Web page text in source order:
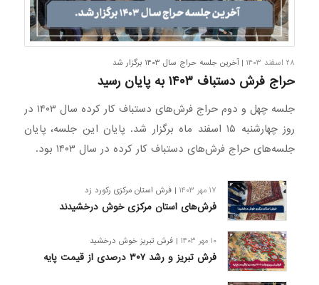
۲۸ اسفند ۱۴۰۳ | آخرین جلسه حراج سال ۱۴۰۳ برگزار شد
حراج فرش دستباف ۱۴۰۳ به پایان رسید
جلسه چهل و دوم حراج فرش‌های دستباف کار کرده سال ۱۴۰۳ در
روز چهارشنبه ۱۵ اسفند ماه برگزار شد. پایان این جلسه، پایان
جلسه‌های حراج فرش‌های دستباف کار کرده در سال ۱۴۰۳ بود.
۱۷ مهر ۱۴۰۳ | فرش استان مرکزی رکورد زد
فرش‌های استان مرکزی خوش درخشیدند
۱۰ مهر ۱۴۰۳ | فرش تبریز خوش درخشید
فرش تبریز و رشد ۳۰۷ درصدی از قیمت پایه